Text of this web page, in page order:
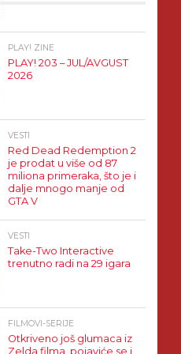
PLAY! ZINE
PLAY! 203 – JUL/AVGUST
2026
VESTI
Red Dead Redemption 2
je prodat u više od 87
miliona primeraka, što je i
dalje mnogo manje od
GTA V
VESTI
Take-Two Interactive
trenutno radi na 29 igara
FILMOVI-SERIJE
Otkriveno još glumaca iz
Zelda filma, pojaviće se i